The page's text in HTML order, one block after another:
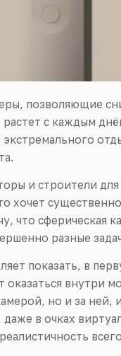
позволяющие
с каждым
и строители
хочет
что сферическая
разные
показать, в
оказаться внутри
но и за
в очках